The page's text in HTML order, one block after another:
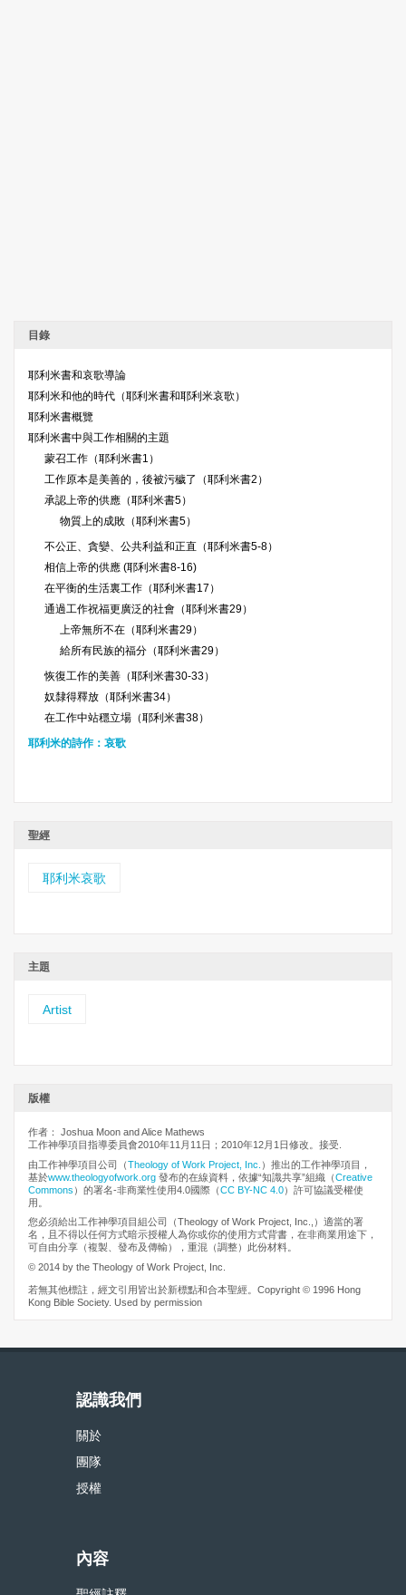
目錄
耶利米書和哀歌導論
耶利米和他的時代（耶利米書和耶利米哀歌）
耶利米書概覽
耶利米書中與工作相關的主題
蒙召工作（耶利米書1）
工作原本是美善的，後被污穢了（耶利米書2）
承認上帝的供應（耶利米書5）
物質上的成敗（耶利米書5）
不公正、貪孌、公共利益和正直（耶利米書5-8）
相信上帝的供應 (耶利米書8-16)
在平衡的生活裏工作（耶利米書17）
通過工作祝福更廣泛的社會（耶利米書29）
上帝無所不在（耶利米書29）
給所有民族的福分（耶利米書29）
恢復工作的美善（耶利米書30-33）
奴隸得釋放（耶利米書34）
在工作中站穩立場（耶利米書38）
耶利米的詩作：哀歌
聖經
耶利米哀歌
主題
Artist
版權
作者： Joshua Moon and Alice Mathews
工作神學項目指導委員會2010年11月11日；2010年12月1日修改。接受.
由工作神學項目公司（Theology of Work Project, Inc. ）推出的工作神學項目，
基於www.theologyofwork.org 發布的在線資料，依據“知識共享”組織（Creative
Commons ）的署名-非商業性使用4.0國際（CC BY-NC 4.0）許可協議受權使
用。
您必須給出工作神學項目組公司（Theology of Work Project, Inc.,）適當的署
名，且不得以任何方式暗示授權人為你或你的使用方式背書，在非商業用途下，
可自由分享（複製、發布及傳輸），重混（調整）此份材料。
© 2014 by the Theology of Work Project, Inc.
若無其他標註，經文引用皆出於新標點和合本聖經。Copyright © 1996 Hong
Kong Bible Society. Used by permission
認識我們
關於
團隊
授權
內容